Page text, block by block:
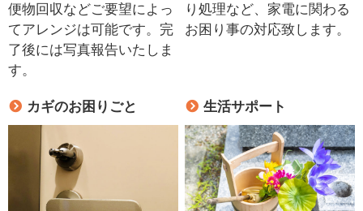
便物回収などご要望によっ
てアレンジは可能です。完
了後には写真報告いたしま
す。
り処理など、家電に関わる
お困り事の対応致します。
カギのお困りごと 生活サポート